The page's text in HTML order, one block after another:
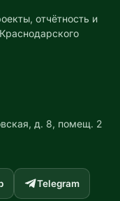
отчётность и
д. 8, помещ. 2
Telegram